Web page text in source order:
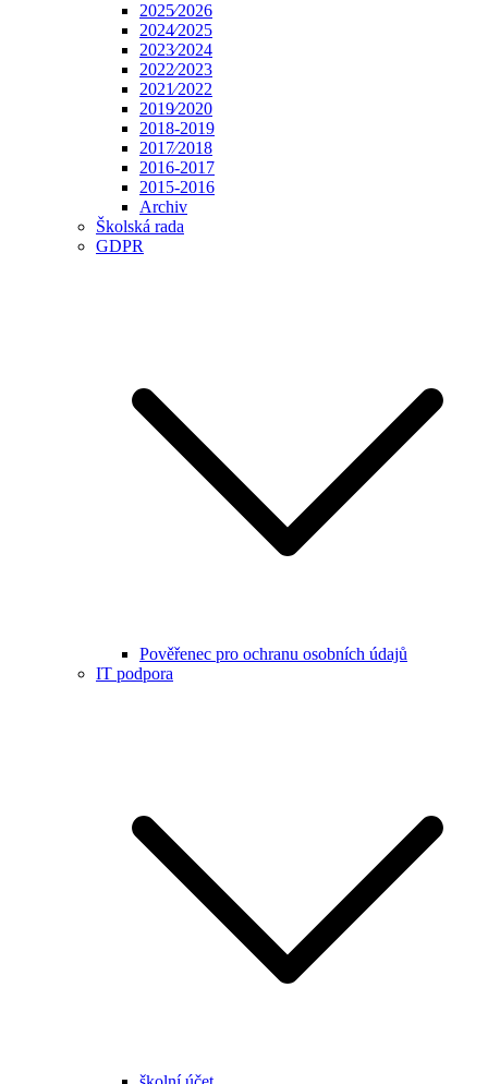
2025⁄2026
2024⁄2025
2023⁄2024
2022⁄2023
2021⁄2022
2019⁄2020
2018-2019
2017⁄2018
2016-2017
2015-2016
Archiv
Školská rada
GDPR
Pověřenec pro ochranu osobních údajů
IT podpora